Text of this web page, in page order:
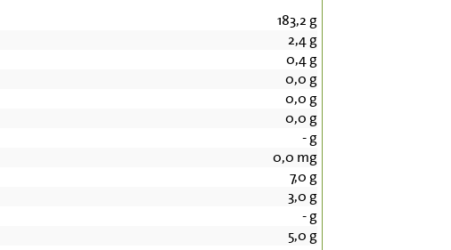
183,2 g
2,4g
0,4g
0,0 g
0,0 g
0,0 g
-g
0,0 mg
7,0 g
3,0 g
-g
5,0 g